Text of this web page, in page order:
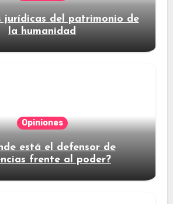
jurídicas del patrimonio de
la humanidad
Opiniones
está el defensor de
frente al poder?